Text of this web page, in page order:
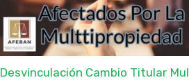
Desvinculación Cambio Titular